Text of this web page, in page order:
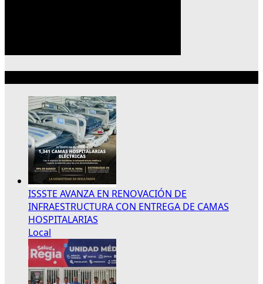
ISSSTE AVANZA EN RENOVACIÓN DE
INFRAESTRUCTURA CON ENTREGA DE CAMAS
HOSPITALARIAS
Local